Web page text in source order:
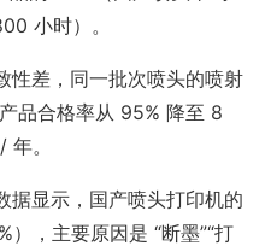
小时）。
性差，同一批次喷头的喷射
品合格率从 95% 降至 8
。
据显示，国产喷头打印机的
，主要原因是 “断墨”“打